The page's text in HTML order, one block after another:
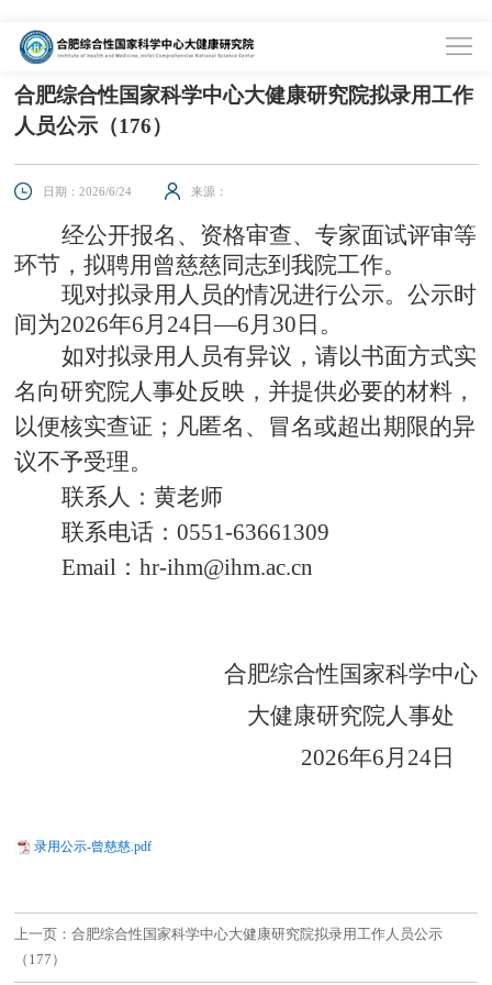
合肥综合性国家科学中心大健康研究院拟录用工作
人员公示（176）
日期：2026/6/24 来源：
经公开报名、资格审查、专家面试评审等
环节，拟聘用 曾慈慈同志到我院工作。
现对拟录用人员的情况进行公示。公示时
间为2026年6月 24日—6月 30 日。
如对拟录用人员有异议，请以书面方式实
名向研究院人事处反映，并提供必要的材料，
以便核实查证；凡匿名、冒名或超出期限的异
议不予受理。
联系人：黄老师
联系电话：0551-63661309
Email：hr-ihm@ihm.ac.cn
合肥综合性国家科学中心
大健康研究院人事处
2026年6月 24日
录用公示-曾慈慈.pdf
上一页：合肥综合性国家科学中心大健康研究院拟录用工作人员公示
（177）